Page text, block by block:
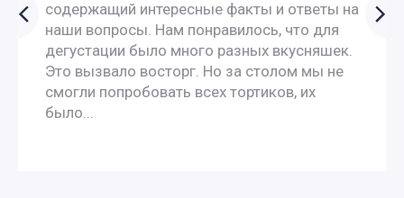
содержащий интересные факты и ответы на
наши вопросы. Нам понравилось, что для
дегустации было много разных вкусняшек.
Это вызвало восторг. Но за столом мы не
смогли попробовать всех тортиков, их
было...